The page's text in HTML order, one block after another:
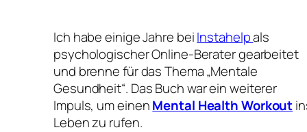
Ich habe einige Jahre beiInstahelpals
psychologischer Online-Berater gearbeitet
und brenne für das Thema „Mentale
Gesundheit“. Das Buch war ein weiterer
Impuls, um einenMental Health Workout
Leben zu rufen.